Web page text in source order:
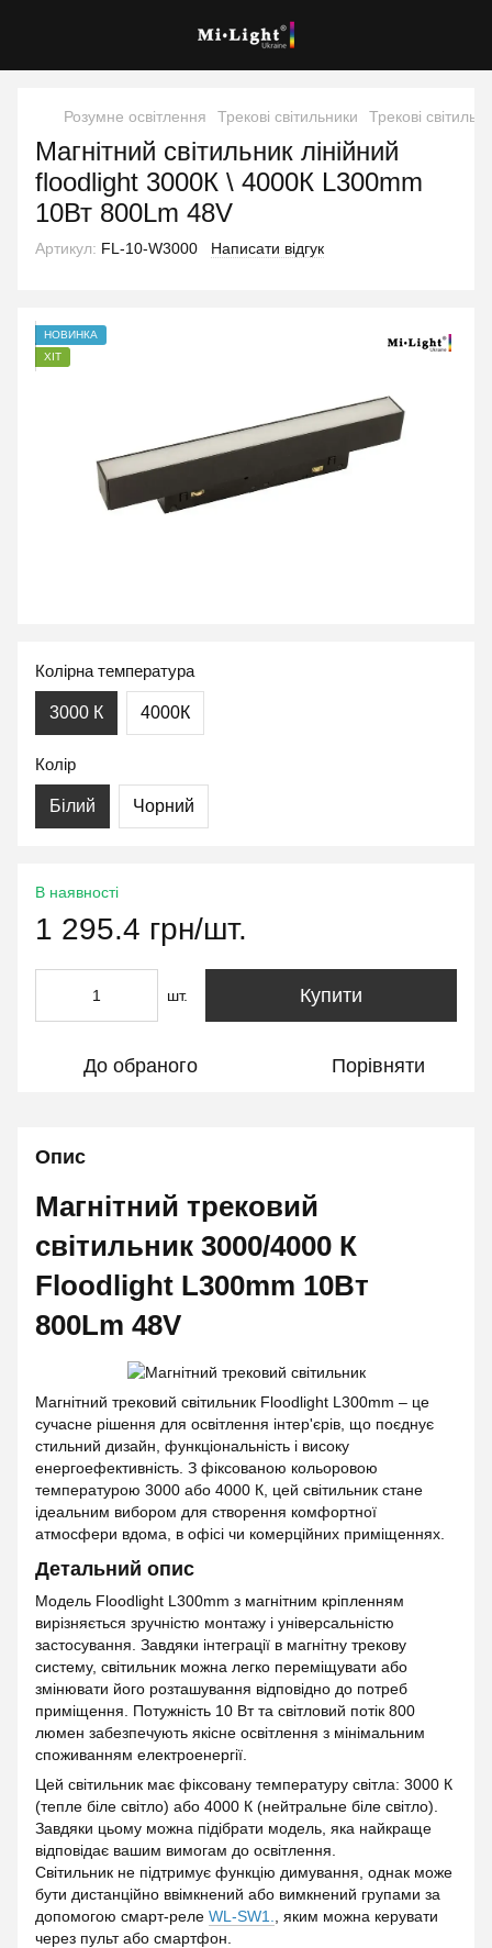
Розумне освітлення Трекові світильники Трекові
Магнітний світильник лінійний
floodlight 3000К \ 4000К L300mm
10Вт 800Lm 48V
Артикул: FL-10-W3000 Написати відгук
НОВИНКА
ХІТ
Колірна температура
3000 К 4000К
Колір
Білий Чорний
В наявності
1 295.4 грн/шт.
шт. Купити
До обраного Порівняти
Опис
Магнітний трековий
світильник 3000/4000 К
Floodlight L300mm 10Вт
800Lm 48V
Магнітний трековий світильник Floodlight L300mm – це
сучасне рішення для освітлення інтер'єрів, що поєднує
стильний дизайн, функціональність і високу
енергоефективність. З фіксованою кольоровою
температурою 3000 або 4000 К, цей світильник стане
ідеальним вибором для створення комфортної
атмосфери вдома, в офісі чи комерційних приміщеннях.
Детальний опис
Модель Floodlight L300mm з магнітним кріпленням
вирізняється зручністю монтажу і універсальністю
застосування. Завдяки інтеграції в магнітну трекову
систему, світильник можна легко переміщувати або
змінювати його розташування відповідно до потреб
приміщення. Потужність 10 Вт та світловий потік 800
люмен забезпечують якісне освітлення з мінімальним
споживанням електроенергії.
Цей світильник має фіксовану температуру світла: 3000 К
(тепле біле світло) або 4000 К (нейтральне біле світло).
Завдяки цьому можна підібрати модель, яка найкраще
відповідає вашим вимогам до освітлення.
Світильник не підтримує функцію димування, однак може
бути дистанційно ввімкнений або вимкнений групами за
допомогою смарт-реле WL-SW1.
, яким можна керувати
через пульт або смартфон.